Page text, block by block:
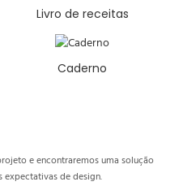
Livro de receitas
Caderno
e encontraremos uma solução
expectativas de design.